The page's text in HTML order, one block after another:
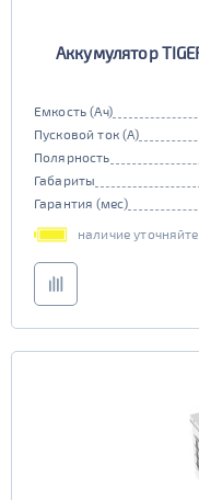
Аккумулятор
Емкость (Ач)
Пусковой ток (А)
Полярность
Габариты
Гарантия (мес)
наличие